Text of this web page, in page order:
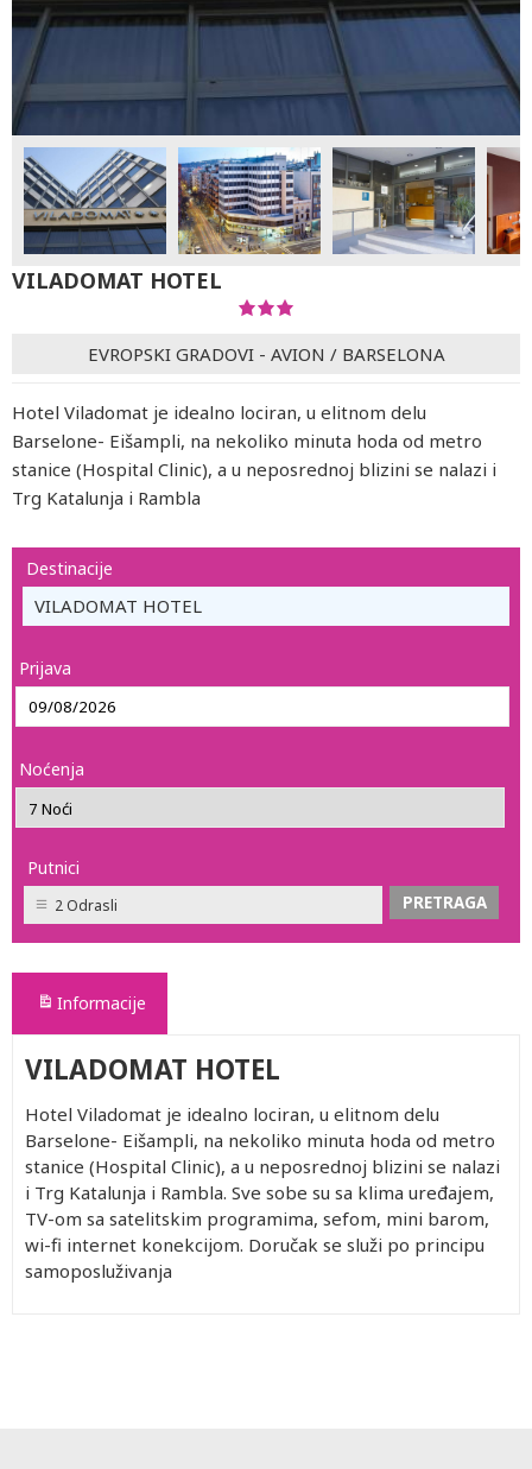
VILADOMAT HOTEL
EVROPSKI GRADOVI - AVION / BARSELONA
Hotel Viladomat je idealno lociran, u elitnom delu
Barselone- Eišampli, na nekoliko minuta hoda od metro
stanice (Hospital Clinic), a u neposrednoj blizini se nalazi i
Trg Katalunja i Rambla
Destinacije
VILADOMAT HOTEL
Prijava
Noćenja
Putnici
2 Odrasli
Informacije
VILADOMAT HOTEL
Hotel Viladomat je idealno lociran, u elitnom delu
Barselone- Eišampli, na nekoliko minuta hoda od metro
stanice (Hospital Clinic), a u neposrednoj blizini se nalazi
i Trg Katalunja i Rambla. Sve sobe su sa klima uređajem,
TV-om sa satelitskim programima, sefom, mini barom,
wi-fi internet konekcijom. Doručak se služi po principu
samoposluživanja